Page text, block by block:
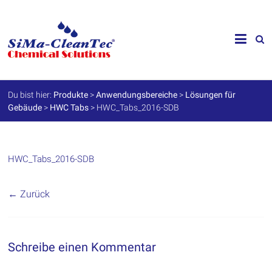
SiMa-
Cleantec
GmbH
Spezialprodukte
für
Werterhalt
Du bist hier: Produkte >Anwendungsbereiche > Lösungen für
Gebäude > HWC Tabs > HWC_Tabs_2016-SDB
HWC_Tabs_2016-SDB
← Zurück
Schreibe einen Kommentar